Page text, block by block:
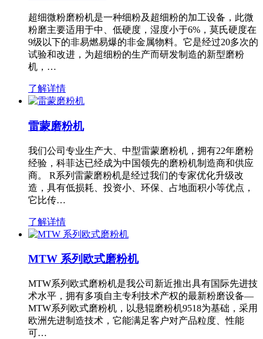
超细微粉磨粉机是一种细粉及超细粉的加工设备，此微
粉磨主要适用于中、低硬度，湿度小于6%，莫氏硬度在
9级以下的非易燃易爆的非金属物料。它是经过20多次的
试验和改进，为超细粉的生产而研发制造的新型磨粉
机，…
了解详情
雷蒙磨粉机
我们公司专业生产大、中型雷蒙磨粉机，拥有22年磨粉
经验，科菲达已经成为中国领先的磨粉机制造商和供应
商。 R系列雷蒙磨粉机是经过我们的专家优化升级改
造，具有低损耗、投资小、环保、占地面积小等优点，
它比传…
了解详情
MTW 系列欧式磨粉机
MTW系列欧式磨粉机是我公司新近推出具有国际先进技
术水平，拥有多项自主专利技术产权的最新粉磨设备—
MTW系列欧式磨粉机，以悬辊磨粉机9518为基础，采用
欧洲先进制造技术，它能满足客户对产品粒度、性能
可…